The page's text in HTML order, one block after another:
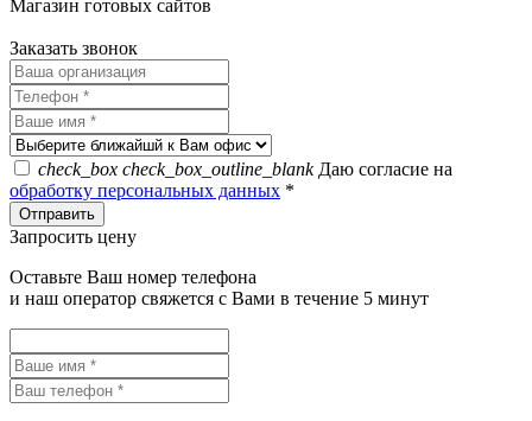
Магазин готовых сайтов
Заказать звонок
check_box check_box_outline_blankДаю согласие на
обработку персональных данных *
Запросить цену
Оставьте Ваш номер телефона
и наш оператор свяжется с Вами в течение 5 минут